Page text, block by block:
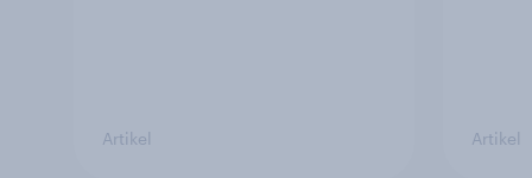
Artikel Artikel